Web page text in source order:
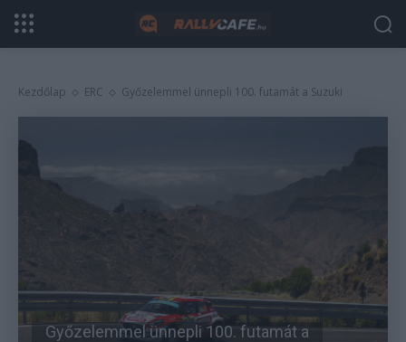
Kezdőlap ERC Győzelemmel ünnepli 100. futamát a Suzuki
Győzelemmel ünnepli 100. futamát a